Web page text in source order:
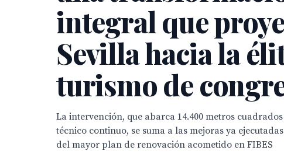
integral que
Sevilla hacia la
turismo de
La intervención, que abarca 14.400 metros
técnico continuo, se suma a las mejoras ya
del mayor plan de renovación acometido en FIBES